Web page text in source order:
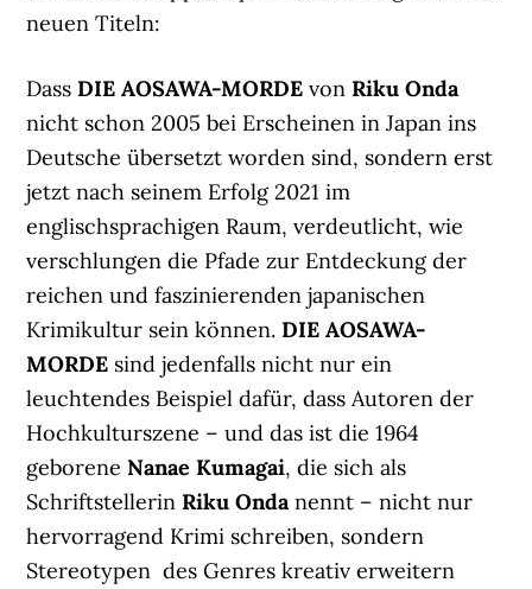
neuen Titeln:
Dass DIE AOSAWA-MORDE von Riku Onda
nicht schon 2005 bei Erscheinen in Japan ins
Deutsche übersetzt worden sind, sondern erst
jetzt nach seinem Erfolg 2021 im
englischsprachigen Raum, verdeutlicht, wie
verschlungen die Pfade zur Entdeckung der
reichen und faszinierenden japanischen
Krimikultur sein können. DIE AOSAWA-
MORDE sind jedenfalls nicht nur ein
leuchtendes Beispiel dafür, dass Autoren der
Hochkulturszene – und das ist die 1964
geboreneNanae Kumagai, die sich als
Schriftstellerin Riku Ondanennt – nicht nur
hervorragend Krimi schreiben, sondern
Stereotypen des Genres kreativ erweitern